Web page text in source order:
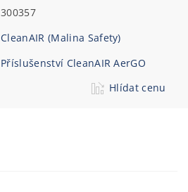
300357
CleanAIR (Malina Safety)
Příslušenství CleanAIR AerGO
Hlídat cenu